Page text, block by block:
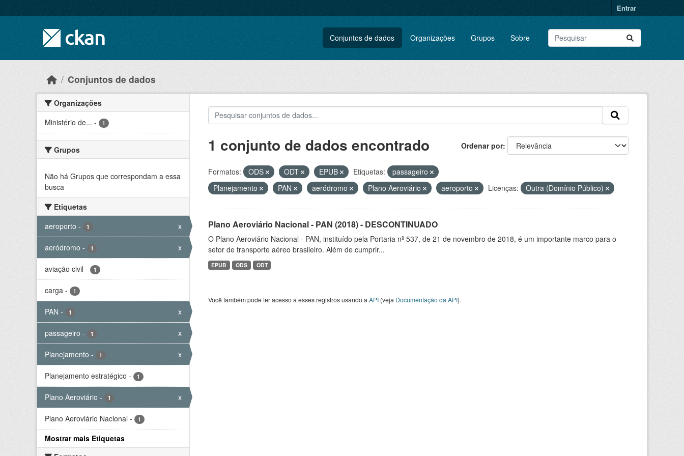
Entrar
Conjuntos de dados Organizações Grupos Sobre
Conjuntos de dados
Organizações
Ministério de... - 1
Grupos
Não há Grupos que correspondam a essa
busca
Etiquetas
aeroporto - 1 x
aeródromo - 1 x
aviação civil - 1
carga - 1
PAN - 1 x
passageiro - 1 x
Planejamento - 1 x
Planejamento estratégico - 1
Plano Aeroviário - 1 x
Plano Aeroviário Nacional - 1
Mostrar mais Etiquetas
Ordenar por
1 conjunto de dados encontrado
Formatos: ODS ODT EPUB Etiquetas:
passageiro
Planejamento
PAN aeródromo Plano Aeroviário aeroporto Licenças: Outra (Domínio Público)
Plano Aeroviário Nacional - PAN (2018) - DESCONTINUADO
O Plano Aeroviário Nacional - PAN, instituído pela Portaria nº 537, de 21 de novembro de 2018, é um importante marco para o
setor de transporte aéreo brasileiro. Além de cumprir...
EPUB ODS ODT
Você também pode ter acesso a esses registros usando a API(veja Documentação da API).